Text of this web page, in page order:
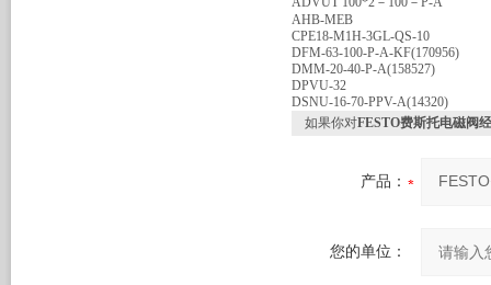
AHB-MEB
CPE18-M1H-3GL-QS-10
DFM-63-100-P-A-KF(170956)
DMM-20-40-P-A(158527)
DPVU-32
DSNU-16-70-PPV-A(14320)
如果你对FESTO费斯托电磁阀
产品：
您的单位：